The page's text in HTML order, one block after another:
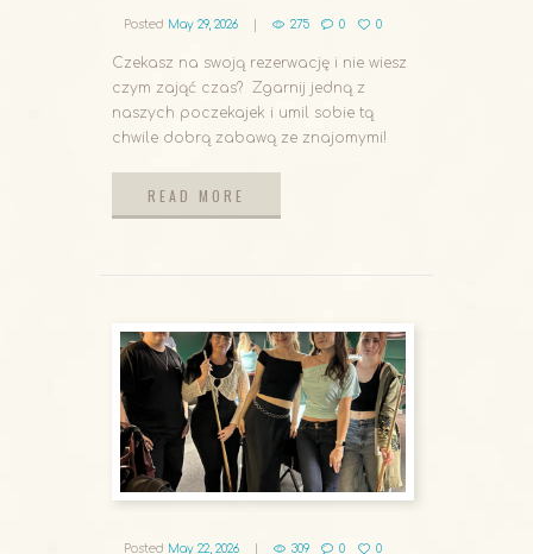
Posted May 29, 2026 275 0 0
Czekasz na swoją rezerwację i nie wiesz
czym zająć czas? Zgarnij jedną z
naszych poczekajek i umil sobie tą
chwile dobrą zabawą ze znajomymi!
READ MORE
Posted May 22, 2026 309 0 0